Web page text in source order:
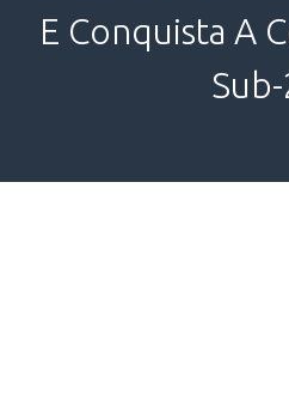
E Conquista A